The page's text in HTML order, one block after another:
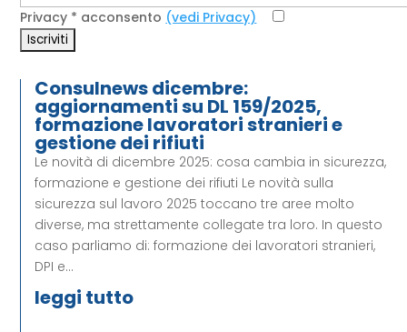
Privacy * acconsento (vedi Privacy)
Consulnews dicembre:
aggiornamenti su DL 159/2025,
formazione lavoratori stranieri e
gestione dei rifiuti
Le novità di dicembre 2025: cosa cambia in sicurezza,
formazione e gestione dei rifiuti Le novità sulla
sicurezza sul lavoro 2025 toccano tre aree molto
diverse, ma strettamente collegate tra loro. In questo
caso parliamo di: formazione dei lavoratori stranieri,
DPI e...
leggi tutto